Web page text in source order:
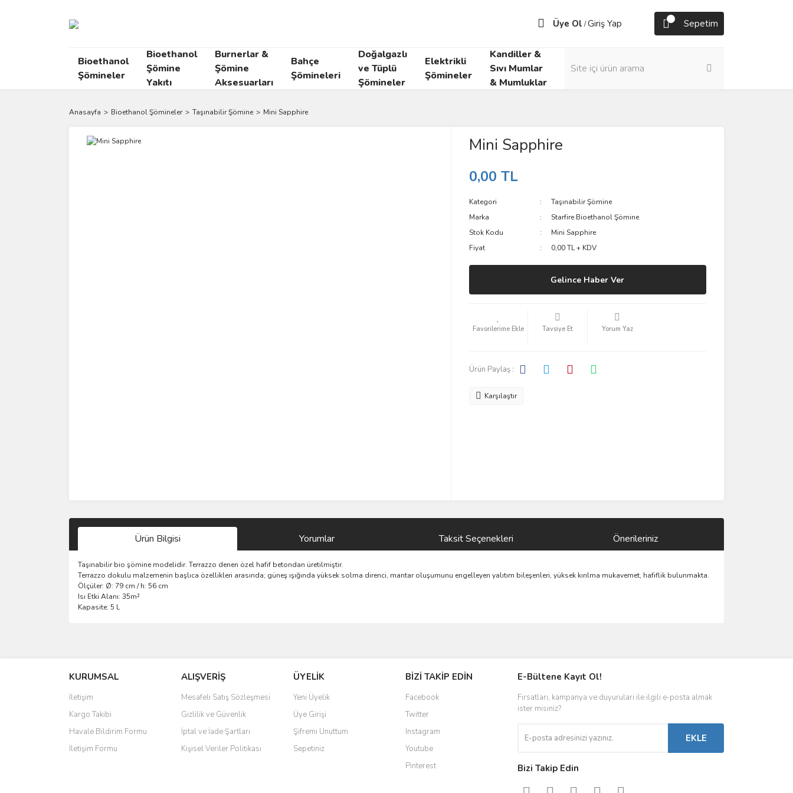
Üye Ol /Giriş Yap Sepetim
Bioethanol
Şömineler
Bioethanol
Şömine
Yakıtı
Burnerlar &
Şömine
Aksesuarları
Bahçe
Şömineleri
Doğalgazlı
ve Tüplü
Şömineler
Elektrikli
Şömineler
Kandiller &
Sıvı Mumlar
& Mumluklar
Anasayfa Bioethanol Şömineler Taşınabilir Şömine Mini Sapphire
Mini Sapphire
0,00 TL
Kategori
Taşınabilir Şömine
Marka
Starfire Bioethanol Şömine
Stok Kodu
Mini Sapphire
Fiyat
0,00 TL + KDV
Gelince Haber Ver
Tavsiye Et Yorum Yaz
Ürün Paylaş :
Karşılaştır
Ürün Bilgisi Yorumlar Taksit Seçenekleri Önerileriniz
Taşınabilir bio şömine modelidir. Terrazzo denen özel hafif betondan üretilmiştir.
Terrazzo dokulu malzemenin başlıca özellikleri arasında; güneş ışığında yüksek solma direnci, mantar oluşumunu engelleyen yalıtım bileşenleri, yüksek kırılma mukavemet, hafiflik bulunmakta.
Ölçüler: Ø: 79 cm / h: 56 cm
Isı Etki Alanı: 35m²
Kapasite: 5 L
Ürün resmi kalitesiz, bozuk veya görüntülenemiyor.
Ürün açıklamasında eksik bilgiler bulunuyor.
Ürün bilgilerinde hatalar bulunuyor.
Ürün fiyatı diğer sitelerden daha pahalı.
Bu ürüne benzer farklı alternatifler olmalı.
KURUMSAL
İletişim
Kargo Takibi
Havale Bildirim Formu
İletişim Formu
ALIŞVERİŞ
Mesafeli Satış Sözleşmesi
Gizlilik ve Güvenlik
İptal ve İade Şartları
Kişisel Veriler Politikası
ÜYELİK
Yeni Üyelik
Üye Girişi
Şifremi Unuttum
Sepetiniz
BİZİ TAKİP EDİN
Facebook
Twitter
Instagram
Youtube
Pinterest
E-Bültene Kayıt Ol!
Fırsatları, kampanya ve duyuruları ile ilgili e-posta almak
ister misiniz?
EKLE
Bizi Takip Edin